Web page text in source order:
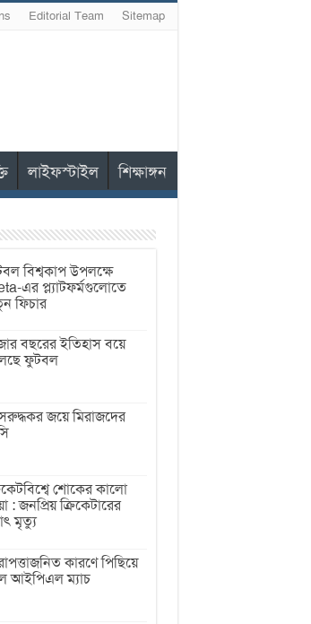
Editorial Team Sitemap
লাইফস্টাইল শিক্ষাঙ্গন
বিশ্বকাপ উপলক্ষে
এর প্ল্যাটফর্মগুলোতে
ফিচার
বছরের ইতিহাস বয়ে
ফুটবল
জয়ে মিরাজদের
শোকের কালো
: জনপ্রিয় ক্রিকেটারের
মৃত্যু
কারণে পিছিয়ে
আইপিএল ম্যাচ